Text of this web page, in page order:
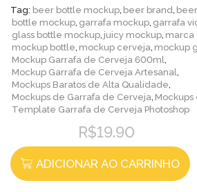
Tag: beer bottle mockup, beer brand,
bottle mockup, garrafa mockup, garrafa
glass bottle mockup, juicy mockup, marca
mockup bottle, mockup cerveja, mockup
Mockup Garrafa de Cerveja 600ml,
Mockup Garrafa de Cerveja Artesanal,
Mockups Baratos de Alta Qualidade,
Mockups de Garrafa de Cerveja, Mockups
Template Garrafa de Cerveja Photoshop
R$19.90
ADICIONAR AO CARRINHO